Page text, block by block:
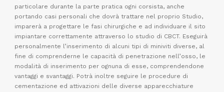
particolare durante la parte pratica ogni corsista, anche
portando casi personali che dovrà trattare nel proprio Studio,
imparerà a progettare le fasi chirurgiche e ad individuare il sito
impiantare correttamente attraverso lo studio di CBCT. Eseguirà
personalmente l’inserimento di alcuni tipi di miniviti diverse, al
fine di comprenderne le capacità di penetrazione nell’osso, le
modalità di inserimento per ognuna di esse, comprendendone
vantaggi e svantaggi. Potrà inoltre seguire le procedure di
cementazione ed attivazioni delle diverse apparecchiature